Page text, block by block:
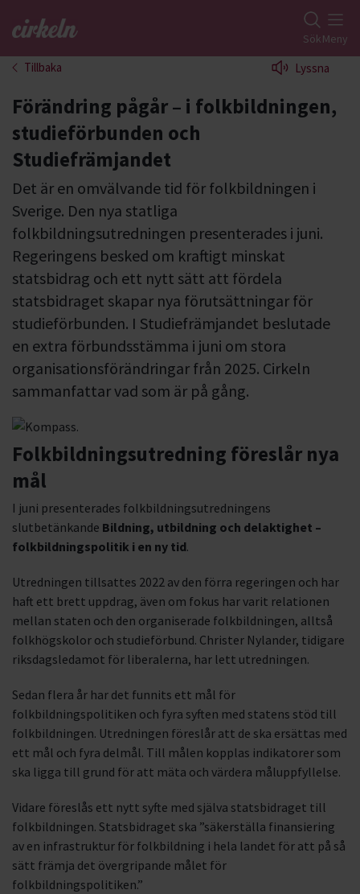
Gå till studiefrämjandets startsida SökMeny
Tillbaka Lyssna
Förändring pågår – i folkbildningen,
studieförbunden och
Studiefrämjandet
Det är en omvälvande tid för folkbildningen i
Sverige. Den nya statliga
folkbildningsutredningen presenterades i juni.
Regeringens besked om kraftigt minskat
statsbidrag och ett nytt sätt att fördela
statsbidraget skapar nya förutsättningar för
studieförbunden. I Studiefrämjandet beslutade
en extra förbundsstämma i juni om stora
organisationsförändringar från 2025. Cirkeln
sammanfattar vad som är på gång.
Folkbildningsutredning föreslår nya
mål
I juni presenterades folkbildningsutredningens
slutbetänkande Bildning, utbildning och delaktighet –
folkbildningspolitik i en ny tid.
Utredningen tillsattes 2022 av den förra regeringen och har
haft ett brett uppdrag, även om fokus har varit relationen
mellan staten och den organiserade folkbildningen, alltså
folkhögskolor och studieförbund. Christer Nylander, tidigare
riksdagsledamot för liberalerna, har lett utredningen.
Sedan flera år har det funnits ett mål för
folkbildningspolitiken och fyra syften med statens stöd till
folkbildningen. Utredningen föreslår att de ska ersättas med
ett mål och fyra delmål. Till målen kopplas indikatorer som
ska ligga till grund för att mäta och värdera måluppfyllelse.
Vidare föreslås ett nytt syfte med själva statsbidraget till
folkbildningen. Statsbidraget ska ”säkerställa finansiering
av en infrastruktur för folkbildning i hela landet för att på så
sätt främja det övergripande målet för
folkbildningspolitiken.”